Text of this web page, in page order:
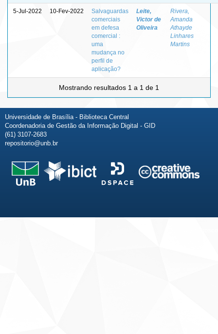
5-Jul-2022 10-Fev-2022
Salvaguardas
comerciais
em defesa
comercial :
uma
mudança no
perfil de
aplicação?
Leite,
Victor de
Oliveira
Rivera,
Amanda
Athayde
Linhares
Martins
Mostrando resultados 1 a 1 de 1
Universidade de Brasília - Biblioteca Central
Coordenadoria de Gestão da Informação Digital - GID
(61) 3107-2683
repositorio@unb.br